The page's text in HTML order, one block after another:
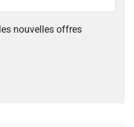
nouvelles offres